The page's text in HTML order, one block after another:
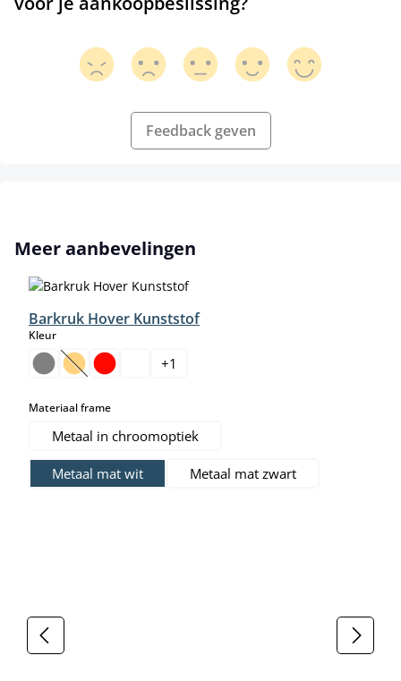
Feedback geven
Productgalerij overslaan
Meer aanbevelingen
Barkruk Hover Kunststof
Kleurselect
(Deze optie is momenteel niet beschikbaar.)
+1
Materiaal frameselect
Metaal in chroomoptiek
Metaal mat wit Metaal mat zwart